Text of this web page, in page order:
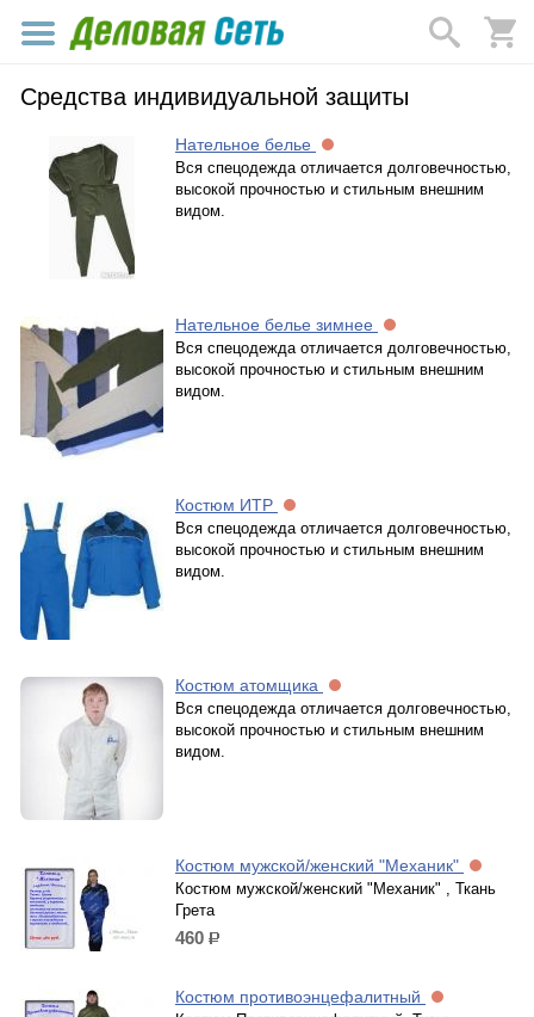
Средства индивидуальной защиты
Нательное белье
Вся спецодежда отличается долговечностью,
высокой прочностью и стильным внешним
видом.
Нательное белье зимнее
Вся спецодежда отличается долговечностью,
высокой прочностью и стильным внешним
видом.
Костюм ИТР
Вся спецодежда отличается долговечностью,
высокой прочностью и стильным внешним
видом.
Костюм атомщика
Вся спецодежда отличается долговечностью,
высокой прочностью и стильным внешним
видом.
Костюм мужской/женский "Механик"
Костюм мужской/женский "Механик" , Ткань
Грета
460 р.
Костюм противоэнцефалитный